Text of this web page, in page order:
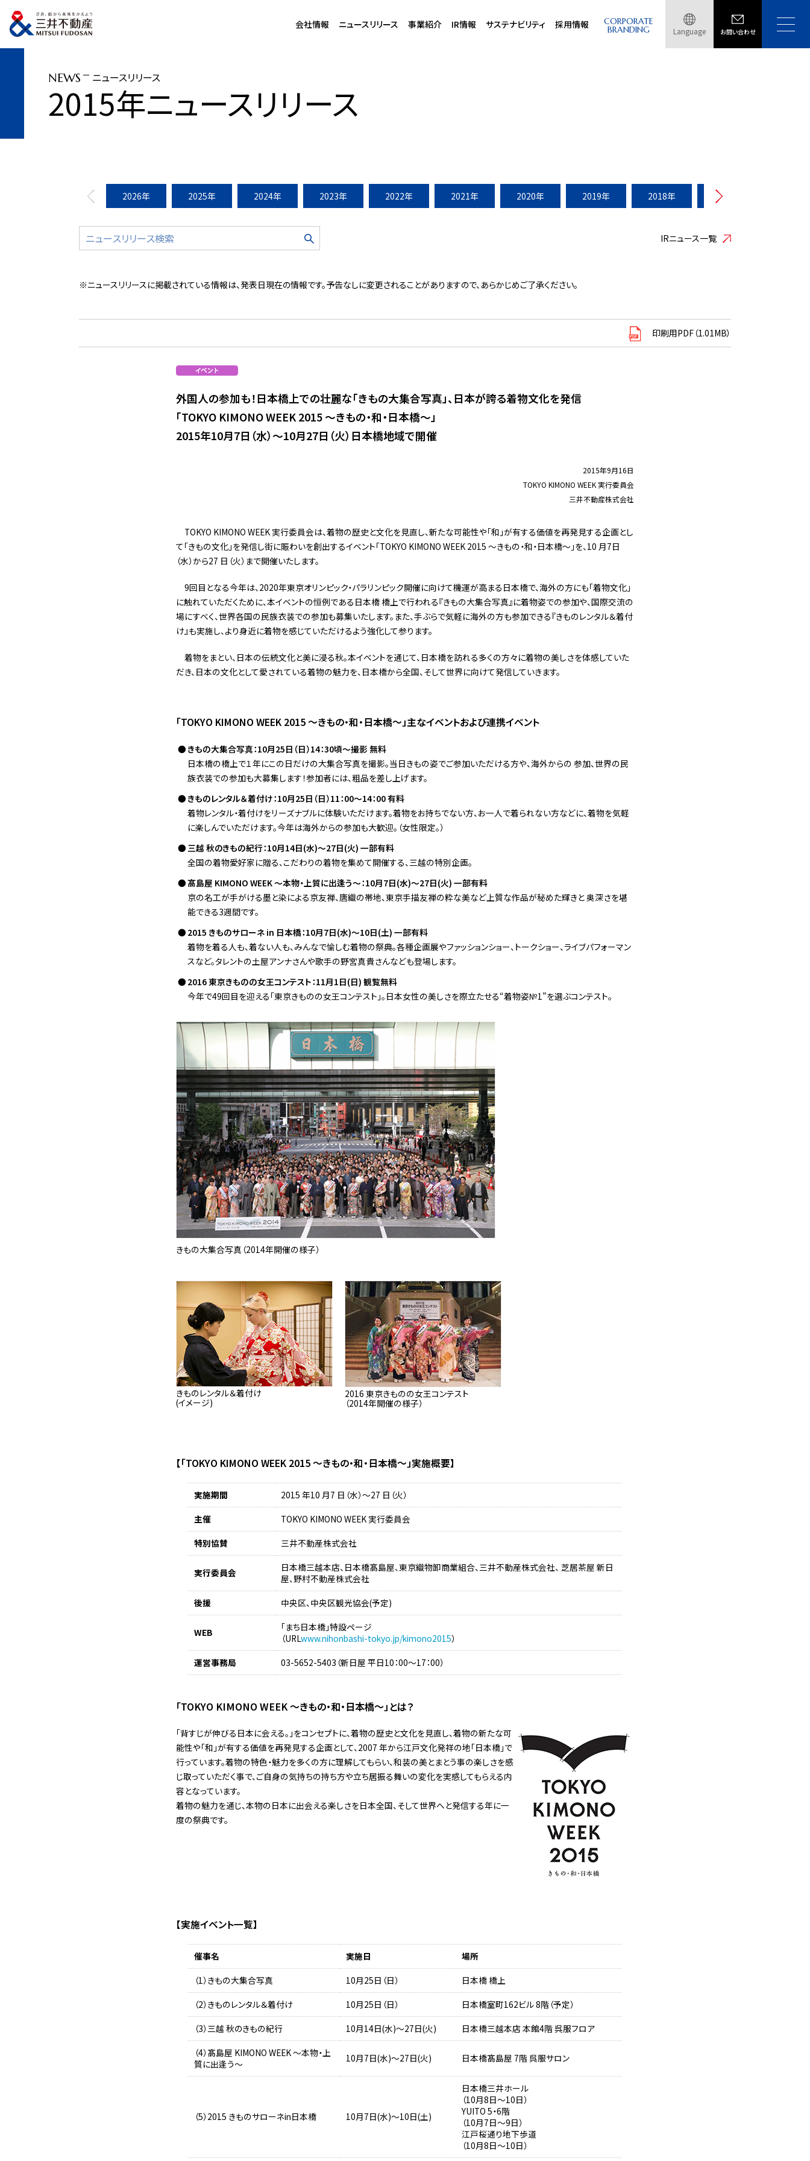
会社情報 ニュースリリース 事業紹介 IR情報 サステナビリティ 採用情報 CORPORATE
BRANDING Language お問い合わせ
トップページ ニュースリリース
NEWS ニュースリリース
2015年ニュースリリース
2026年 2025年 2024年 2023年 2022年 2021年 2020年 2019年 2018年 2017年
IRニュース一覧
※ニュースリリースに掲載されている情報は、発表日現在の情報です。予告なしに変更されることがありますので、あらかじめご了承ください。
印刷用PDF（1.01MB）
外国人の参加も！日本橋上での壮麗な「きもの大集合写真」、日本が誇る着物文化を発信
「TOKYO KIMONO WEEK 2015 ～きもの・和・日本橋～」
2015年10月7日（水）～10月27日（火）日本橋地域で開催
2015年9月16日
TOKYO KIMONO WEEK 実行委員会
三井不動産株式会社
TOKYO KIMONO WEEK 実行委員会は、着物の歴史と文化を見直し、新たな可能性や「和」が有する価値を再発見する企画とし
て「きもの文化」を発信し街に賑わいを創出するイベント「TOKYO KIMONO WEEK 2015 ～きもの・和・日本橋～」を、10 月7日
（水）から27 日（火）まで開催いたします。
9回目となる今年は、2020年東京オリンピック・パラリンピック開催に向けて機運が高まる日本橋で、海外の方にも「着物文化」
に触れていただくために、本イベントの恒例である日本橋 橋上で行われる『きもの大集合写真』に着物姿での参加や、国際交流の
場にすべく、世界各国の民族衣装での参加も募集いたします。また、手ぶらで気軽に海外の方も参加できる『きものレンタル＆着付
け』も実施し、より身近に着物を感じていただけるよう強化して参ります。
着物をまとい、日本の伝統文化と美に浸る秋。本イベントを通じて、日本橋を訪れる多くの方々に着物の美しさを体感していた
だき、日本の文化として愛されている着物の魅力を、日本橋から全国、そして世界に向けて発信していきます。
「TOKYO KIMONO WEEK 2015 ～きもの・和・日本橋～」主なイベントおよび連携イベント
きもの大集合写真：10月25日（日）14：30頃～撮影 無料
日本橋の橋上で１年にこの日だけの大集合写真を撮影。当日きもの姿でご参加いただける方や、海外からの 参加、世界の民
族衣装での参加も大募集します！参加者には、粗品を差し上げます。
きものレンタル＆着付け：10月25日（日）11：00～14：00 有料
着物レンタル・着付けをリーズナブルに体験いただけます。着物をお持ちでない方、お一人で着られない方などに、着物を気軽
に楽しんでいただけます。今年は海外からの参加も大歓迎。（女性限定。）
三越 秋のきもの紀行：10月14日(水)～27日(火) 一部有料
全国の着物愛好家に贈る、こだわりの着物を集めて開催する、三越の特別企画。
髙島屋 KIMONO WEEK ～本物・上質に出逢う～：10月7日(水)～27日(火) 一部有料
京の名工が手がける墨と染による京友禅、唐織の帯地、東京手描友禅の粋な美など上質な作品が秘めた輝きと 奥深さを堪
能できる3週間です。
2015 きものサローネ in 日本橋：10月7日(水)～10日(土) 一部有料
着物を着る人も、着ない人も、みんなで愉しむ着物の祭典。各種企画展やファッションショー、トークショー、ライブパフォーマン
スなど。タレントの土屋アンナさんや歌手の野宮真貴さんなども登場します。
2016 東京きものの女王コンテスト：11月1日(日) 観覧無料
今年で49回目を迎える「東京きものの女王コンテスト」。日本女性の美しさを際立たせる“着物姿№1”を選ぶコンテスト。
きもの大集合写真（2014年開催の様子）
きものレンタル＆着付け
(イメージ)
2016 東京きものの女王コンテスト
（2014年開催の様子）
【「TOKYO KIMONO WEEK 2015 ～きもの・和・日本橋～」実施概要】
実施期間
2015 年10 月7 日（水）～27 日（火）
主催
TOKYO KIMONO WEEK 実行委員会
特別協賛
三井不動産株式会社
実行委員会
日本橋三越本店、日本橋髙島屋、東京織物卸商業組合、三井不動産株式会社、 芝居茶屋 新日
屋、野村不動産株式会社
後援
中央区、中央区観光協会(予定)
WEB
「まち日本橋」特設ページ
（URLwww.nihonbashi-tokyo.jp/kimono2015）
運営事務局
03-5652-5403（新日屋 平日10：00～17：00）
「TOKYO KIMONO WEEK ～きもの・和・日本橋～」とは？
「背すじが伸びる日本に会える。」をコンセプトに、着物の歴史と文化を見直し、着物の新たな可
能性や「和」が有する価値を再発見する企画として、2007 年から江戸文化発祥の地「日本橋」で
行っています。着物の特色・魅力を多くの方に理解してもらい、和装の美とまとう事の楽しさを感
じ取っていただく事で、ご自身の気持ちの持ち方や立ち居振る舞いの変化を実感してもらえる内
容となっています。
着物の魅力を通じ、本物の日本に出会える楽しさを日本全国、そして世界へと発信する年に一
度の祭典です。
【実施イベント一覧】
催事名 実施日
場所
（1）きもの大集合写真
10月25日（日）
日本橋 橋上
（2）きものレンタル＆着付け
10月25日（日）
日本橋室町162ビル 8階（予定）
（3）三越 秋のきもの紀行
10月14日(水)～27日(火)
日本橋三越本店 本館4階 呉服フロア
（4）髙島屋 KIMONO WEEK ～本物・上
質に出逢う～
10月7日(水)～27日(火) 日本橋髙島屋 7階 呉服サロン
（5）2015 きものサローネin日本橋 10月7日(水)～10日(土)
日本橋三井ホール
（10月8日～10日）
YUITO 5・6階
（10月7日～9日）
江戸桜通り地下歩道
（10月8日～10日）